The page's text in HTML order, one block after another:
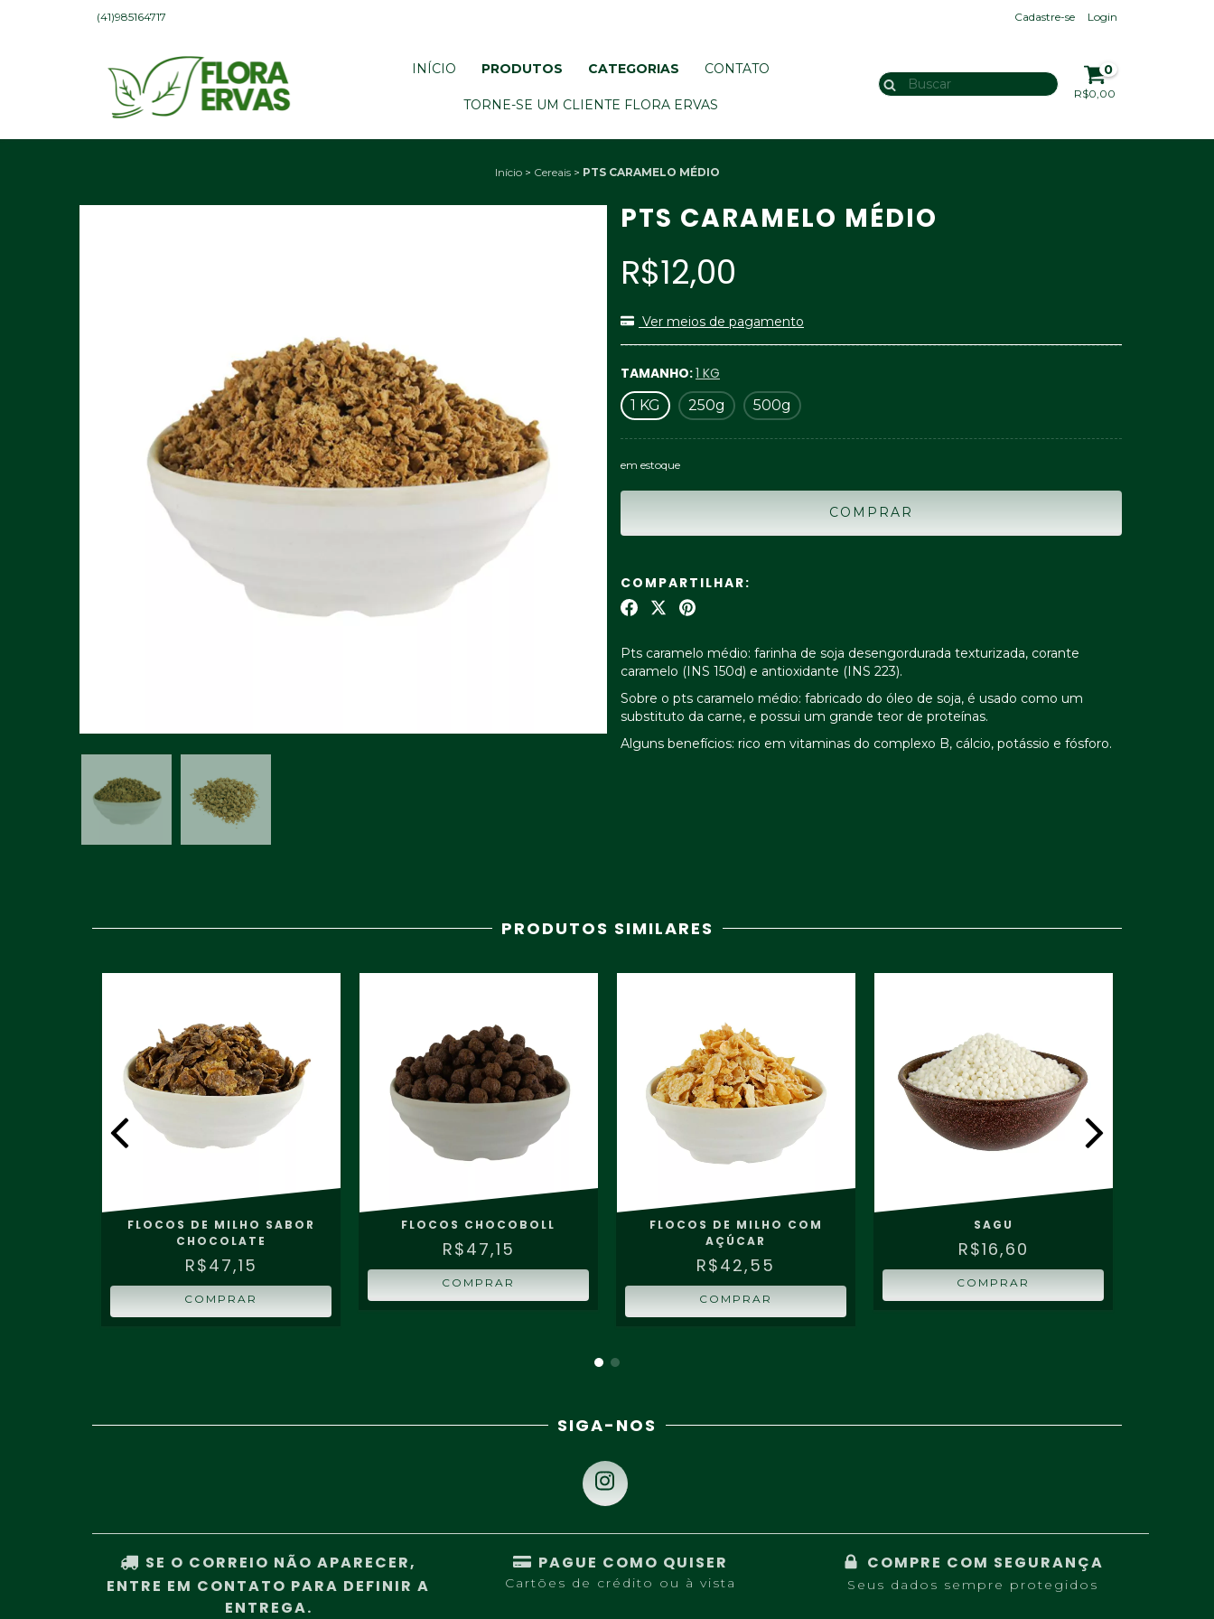
(41)985164717 Cadastre-se Login
INÍCIO PRODUTOS CATEGORIAS CONTATO
TORNE-SE UM CLIENTE FLORA ERVAS
0
R$0,00
Início > Cereais > PTS CARAMELO MÉDIO
PTS CARAMELO MÉDIO
R$12,00
Ver meios de pagamento
TAMANHO:1 KG
1 KG 250g 500g
em estoque
COMPARTILHAR:
Pts caramelo médio: farinha de soja desengordurada texturizada, corante
caramelo (INS 150d) e antioxidante (INS 223).
Sobre o pts caramelo médio: fabricado do óleo de soja, é usado como um
substituto da carne, e possui um grande teor de proteínas.
Alguns benefícios: rico em vitaminas do complexo B, cálcio, potássio e fósforo.
PRODUTOS SIMILARES
FLOCOS DE MILHO SABOR
CHOCOLATE
R$47,15
COMPRAR
FLOCOS CHOCOBOLL
R$47,15
COMPRAR
FLOCOS DE MILHO COM
AÇÚCAR
R$42,55
COMPRAR
SAGU
R$16,60
COMPRAR
SIGA-NOS
SE O CORREIO NÃO APARECER,
ENTRE EM CONTATO PARA DEFINIR A
ENTREGA.
PAGUE COMO QUISER
Cartões de crédito ou à vista
COMPRE COM SEGURANÇA
Seus dados sempre protegidos